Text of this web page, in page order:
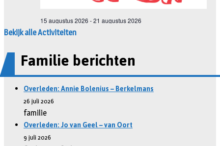
Bekijk alle Activiteiten
Familie berichten
Overleden: Annie Bolenius – Berkelmans
26 juli 2026
familie
Overleden: Jo van Geel – van Oort
9 juli 2026